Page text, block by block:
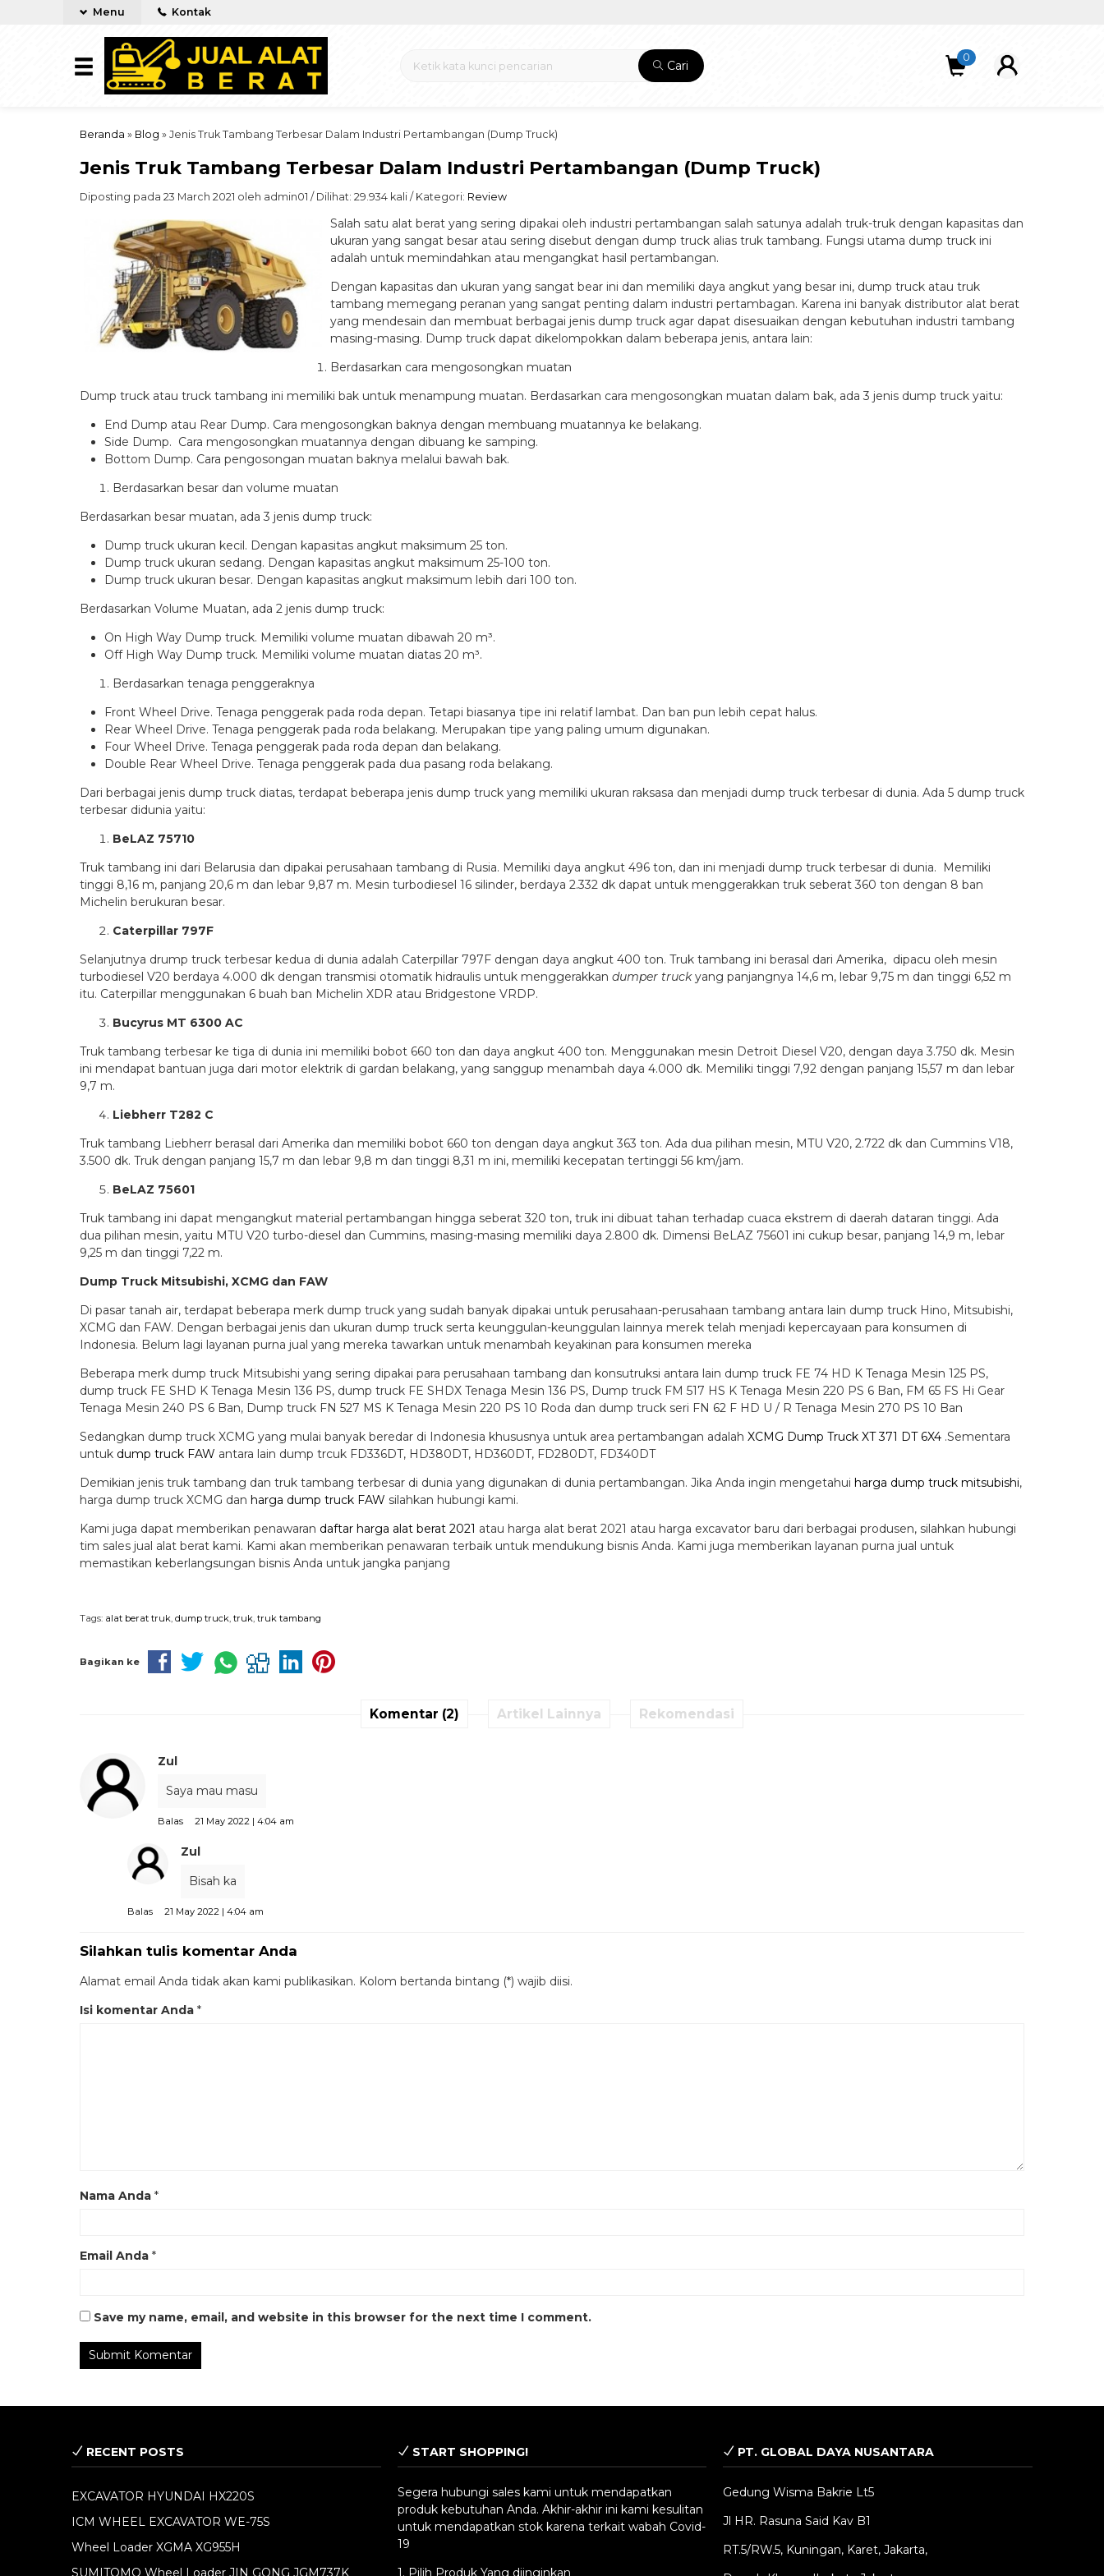
Menu Kontak
Cari
0
Beranda » Blog » Jenis Truk Tambang Terbesar Dalam Industri Pertambangan (Dump Truck)
Jenis Truk Tambang Terbesar Dalam Industri Pertambangan (Dump Truck)
Diposting pada 23 March 2021 oleh admin01 / Dilihat: 29.934 kali / Kategori: Review
Salah satu alat berat yang sering dipakai oleh industri pertambangan salah satunya adalah truk-truk dengan kapasitas dan
ukuran yang sangat besar atau sering disebut dengan dump truck alias truk tambang. Fungsi utama dump truck ini
adalah untuk memindahkan atau mengangkat hasil pertambangan.
Dengan kapasitas dan ukuran yang sangat bear ini dan memiliki daya angkut yang besar ini, dump truck atau truk
tambang memegang peranan yang sangat penting dalam industri pertambagan. Karena ini banyak distributor alat berat
yang mendesain dan membuat berbagai jenis dump truck agar dapat disesuaikan dengan kebutuhan industri tambang
masing-masing. Dump truck dapat dikelompokkan dalam beberapa jenis, antara lain:
Berdasarkan cara mengosongkan muatan
Dump truck atau truck tambang ini memiliki bak untuk menampung muatan. Berdasarkan cara mengosongkan muatan dalam bak, ada 3 jenis dump truck yaitu:
End Dump atau Rear Dump. Cara mengosongkan baknya dengan membuang muatannya ke belakang.
Side Dump. Cara mengosongkan muatannya dengan dibuang ke samping.
Bottom Dump. Cara pengosongan muatan baknya melalui bawah bak.
Berdasarkan besar dan volume muatan
Berdasarkan besar muatan, ada 3 jenis dump truck:
Dump truck ukuran kecil. Dengan kapasitas angkut maksimum 25 ton.
Dump truck ukuran sedang. Dengan kapasitas angkut maksimum 25-100 ton.
Dump truck ukuran besar. Dengan kapasitas angkut maksimum lebih dari 100 ton.
Berdasarkan Volume Muatan, ada 2 jenis dump truck:
On High Way Dump truck. Memiliki volume muatan dibawah 20 m³.
Off High Way Dump truck. Memiliki volume muatan diatas 20 m³.
Berdasarkan tenaga penggeraknya
Front Wheel Drive. Tenaga penggerak pada roda depan. Tetapi biasanya tipe ini relatif lambat. Dan ban pun lebih cepat halus.
Rear Wheel Drive. Tenaga penggerak pada roda belakang. Merupakan tipe yang paling umum digunakan.
Four Wheel Drive. Tenaga penggerak pada roda depan dan belakang.
Double Rear Wheel Drive. Tenaga penggerak pada dua pasang roda belakang.
Dari berbagai jenis dump truck diatas, terdapat beberapa jenis dump truck yang memiliki ukuran raksasa dan menjadi dump truck terbesar di dunia. Ada 5 dump truck
terbesar didunia yaitu:
BeLAZ 75710
Truk tambang ini dari Belarusia dan dipakai perusahaan tambang di Rusia. Memiliki daya angkut 496 ton, dan ini menjadi dump truck terbesar di dunia. Memiliki
tinggi 8,16 m, panjang 20,6 m dan lebar 9,87 m. Mesin turbodiesel 16 silinder, berdaya 2.332 dk dapat untuk menggerakkan truk seberat 360 ton dengan 8 ban
Michelin berukuran besar.
Caterpillar 797F
Selanjutnya drump truck terbesar kedua di dunia adalah Caterpillar 797F dengan daya angkut 400 ton. Truk tambang ini berasal dari Amerika, dipacu oleh mesin
turbodiesel V20 berdaya 4.000 dk dengan transmisi otomatik hidraulis untuk menggerakkan dumper truckyang panjangnya 14,6 m, lebar 9,75 m dan tinggi 6,52 m
itu. Caterpillar menggunakan 6 buah ban Michelin XDR atau Bridgestone VRDP.
Bucyrus MT 6300 AC
Truk tambang terbesar ke tiga di dunia ini memiliki bobot 660 ton dan daya angkut 400 ton. Menggunakan mesin Detroit Diesel V20, dengan daya 3.750 dk. Mesin
ini mendapat bantuan juga dari motor elektrik di gardan belakang, yang sanggup menambah daya 4.000 dk. Memiliki tinggi 7,92 dengan panjang 15,57 m dan lebar
9,7 m.
Liebherr T282 C
Truk tambang Liebherr berasal dari Amerika dan memiliki bobot 660 ton dengan daya angkut 363 ton. Ada dua pilihan mesin, MTU V20, 2.722 dk dan Cummins V18,
3.500 dk. Truk dengan panjang 15,7 m dan lebar 9,8 m dan tinggi 8,31 m ini, memiliki kecepatan tertinggi 56 km/jam.
BeLAZ 75601
Truk tambang ini dapat mengangkut material pertambangan hingga seberat 320 ton, truk ini dibuat tahan terhadap cuaca ekstrem di daerah dataran tinggi. Ada
dua pilihan mesin, yaitu MTU V20 turbo-diesel dan Cummins, masing-masing memiliki daya 2.800 dk. Dimensi BeLAZ 75601 ini cukup besar, panjang 14,9 m, lebar
9,25 m dan tinggi 7,22 m.
Dump Truck Mitsubishi, XCMG dan FAW
Di pasar tanah air, terdapat beberapa merk dump truck yang sudah banyak dipakai untuk perusahaan-perusahaan tambang antara lain dump truck Hino, Mitsubishi,
XCMG dan FAW. Dengan berbagai jenis dan ukuran dump truck serta keunggulan-keunggulan lainnya merek telah menjadi kepercayaan para konsumen di
Indonesia. Belum lagi layanan purna jual yang mereka tawarkan untuk menambah keyakinan para konsumen mereka
Beberapa merk dump truck Mitsubishi yang sering dipakai para perusahaan tambang dan konsutruksi antara lain dump truck FE 74 HD K Tenaga Mesin 125 PS,
dump truck FE SHD K Tenaga Mesin 136 PS, dump truck FE SHDX Tenaga Mesin 136 PS, Dump truck FM 517 HS K Tenaga Mesin 220 PS 6 Ban, FM 65 FS Hi Gear
Tenaga Mesin 240 PS 6 Ban, Dump truck FN 527 MS K Tenaga Mesin 220 PS 10 Roda dan dump truck seri FN 62 F HD U / R Tenaga Mesin 270 PS 10 Ban
Sedangkan dump truck XCMG yang mulai banyak beredar di Indonesia khususnya untuk area pertambangan adalah XCMG Dump Truck XT 371 DT 6X4 .Sementara
untuk dump truck FAW antara lain dump trcuk FD336DT, HD380DT, HD360DT, FD280DT, FD340DT
Demikian jenis truk tambang dan truk tambang terbesar di dunia yang digunakan di dunia pertambangan. Jika Anda ingin mengetahui harga dump truck mitsubishi,
harga dump truck XCMG dan harga dump truck FAW silahkan hubungi kami.
Kami juga dapat memberikan penawaran daftar harga alat berat 2021 atau harga alat berat 2021 atau harga excavator baru dari berbagai produsen, silahkan hubungi
tim sales jual alat berat kami. Kami akan memberikan penawaran terbaik untuk mendukung bisnis Anda. Kami juga memberikan layanan purna jual untuk
memastikan keberlangsungan bisnis Anda untuk jangka panjang
Tags: alat berat truk, dump truck, truk, truk tambang
Bagikan ke
Komentar (2) Artikel Lainnya Rekomendasi
Zul
Saya mau masu
Balas 21 May 2022 | 4:04 am
Zul
Bisah ka
Balas 21 May 2022 | 4:04 am
Silahkan tulis komentar Anda
Alamat email Anda tidak akan kami publikasikan. Kolom bertanda bintang (*) wajib diisi.
Isi komentar Anda *
Nama Anda *
Email Anda *
Save my name, email, and website in this browser for the next time I comment.
RECENT POSTS
EXCAVATOR HYUNDAI HX220S
ICM WHEEL EXCAVATOR WE-75S
Wheel Loader XGMA XG955H
SUMITOMO Wheel Loader JIN GONG JGM737K
START SHOPPING!
Segera hubungi sales kami untuk mendapatkan
produk kebutuhan Anda. Akhir-akhir ini kami kesulitan
untuk mendapatkan stok karena terkait wabah Covid-
19
1. Pilih Produk Yang diinginkan
PT. GLOBAL DAYA NUSANTARA
Gedung Wisma Bakrie Lt5
Jl HR. Rasuna Said Kav B1
RT.5/RW.5, Kuningan, Karet, Jakarta,